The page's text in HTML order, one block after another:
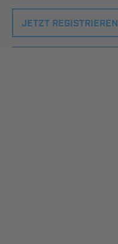
JETZT REGISTRIEREN